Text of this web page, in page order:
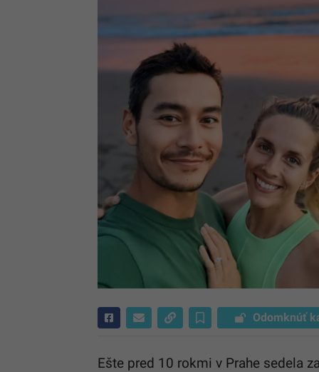
Odomknúť
Ešte pred 10 rokmi v Prahe sedela